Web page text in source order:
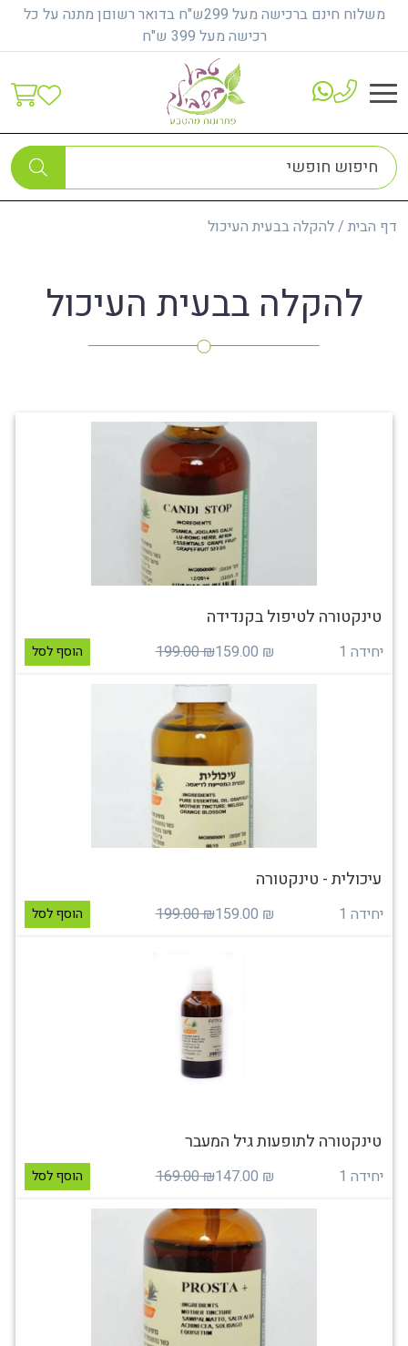
משלוח חינם ברכישה מעל 299ש"ח בדואר רשוםן מתנה על כל
רכישה מעל 399 ש"ח
דף הבית /להקלה בבעית העיכול
להקלה בבעית העיכול
טינקטורה לטיפול בקנדידה
יחידה 1 ₪ 159.00
₪ 199.00 הוסף לסל
עיכולית - טינקטורה
יחידה 1 ₪ 159.00
₪ 199.00 הוסף לסל
טינקטורה לתופעות גיל המעבר
יחידה 1 ₪ 147.00
₪ 169.00 הוסף לסל